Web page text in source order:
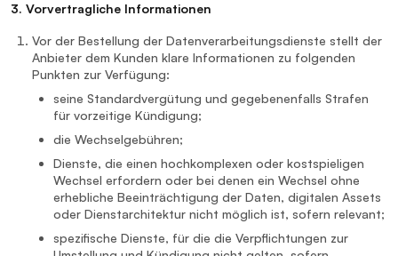
3. Vorvertragliche Informationen
Vor der Bestellung der Datenverarbeitungsdienste stellt der
Anbieter dem Kunden klare Informationen zu folgenden
Punkten zur Verfügung:
seine Standardvergütung und gegebenenfalls Strafen
für vorzeitige Kündigung;
die Wechselgebühren;
Dienste, die einen hochkomplexen oder kostspieligen
Wechsel erfordern oder bei denen ein Wechsel ohne
erhebliche Beeinträchtigung der Daten, digitalen Assets
oder Dienstarchitektur nicht möglich ist, sofern relevant;
spezifische Dienste, für die die Verpflichtungen zur